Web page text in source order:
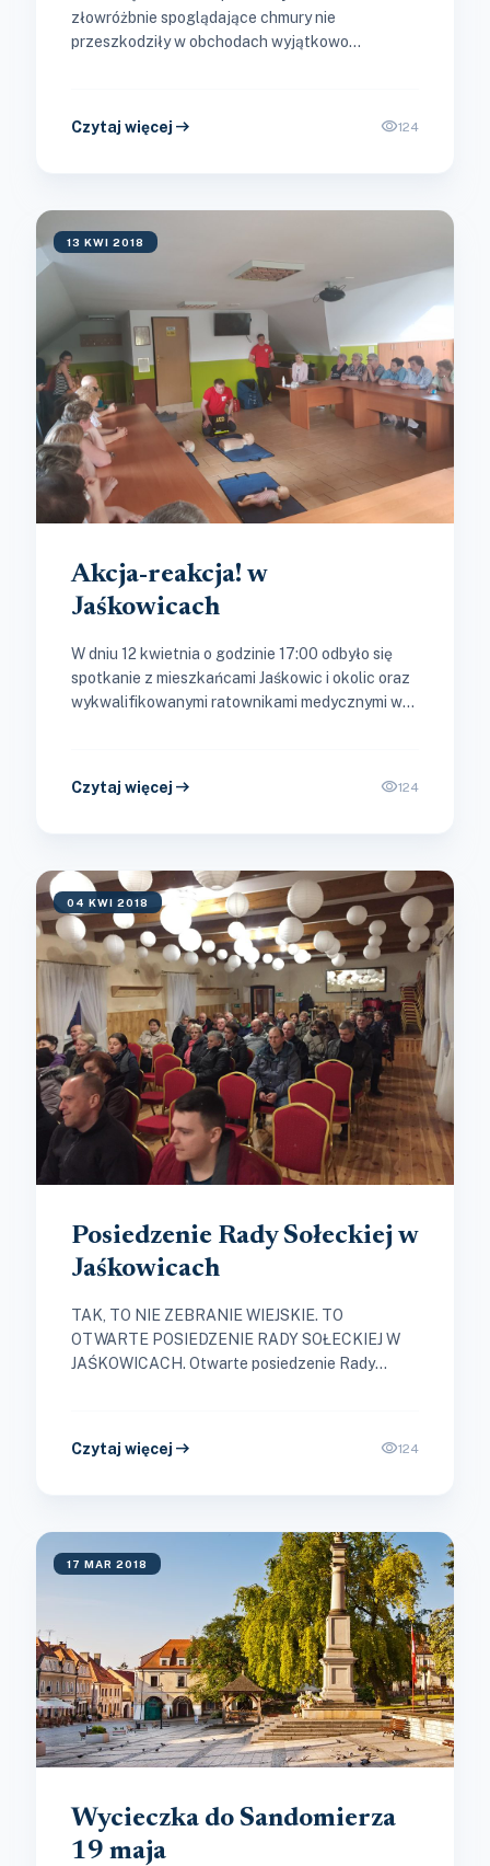
złowróżbnie spoglądające chmury nie
przeszkodziły w obchodach wyjątkowo
Czytaj więcej arrow_right_alt visibility124
13 KWI 2018
Akcja-reakcja! w
Jaśkowicach
W dniu 12 kwietnia o godzinie 17:00 odbyło się
spotkanie z mieszkańcami Jaśkowic i okolic oraz
wykwalifikowanymi ratownikami medycznymi w
Czytaj więcej arrow_right_alt visibility124
04 KWI 2018
Posiedzenie Rady Sołeckiej w
Jaśkowicach
TAK, TO NIE ZEBRANIE WIEJSKIE. TO
OTWARTE POSIEDZENIE RADY SOŁECKIEJ W
JAŚKOWICACH. Otwarte posiedzenie Rady
Czytaj więcej arrow_right_alt visibility124
17 MAR 2018
Wycieczka do Sandomierza
19 maja